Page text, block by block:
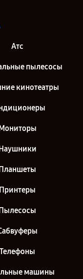
Атс
пылесосы
кинотеатры
Принтеры
Телефоны
машины